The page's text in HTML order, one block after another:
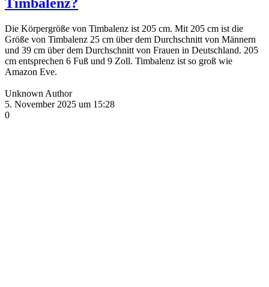
Die Körpergröße von Timbalenz ist 205 cm. Mit 205 cm ist die
Größe von Timbalenz 25 cm über dem Durchschnitt von Männern
und 39 cm über dem Durchschnitt von Frauen in Deutschland. 205
cm entsprechen 6 Fuß und 9 Zoll. Timbalenz ist so groß wie
Amazon Eve.
Unknown Author
5. November 2025 um 15:28
0